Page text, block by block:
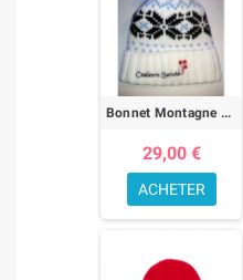
Bonnet Montagne Blanc/motif
29,00 €
ACHETER